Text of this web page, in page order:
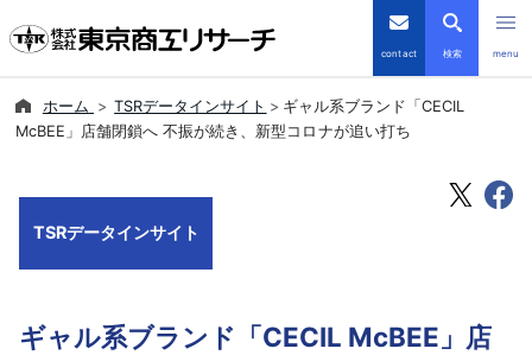
contact 検索 menu
倒産・注目企業情報
ホーム TSRデータインサイト
ギャル系ブランド「CECIL
McBEE」店舗閉鎖へ 不振が続き、新型コロナが追い打ち
TSRデータインサイト
ギャル系ブランド「CECIL McBEE」店